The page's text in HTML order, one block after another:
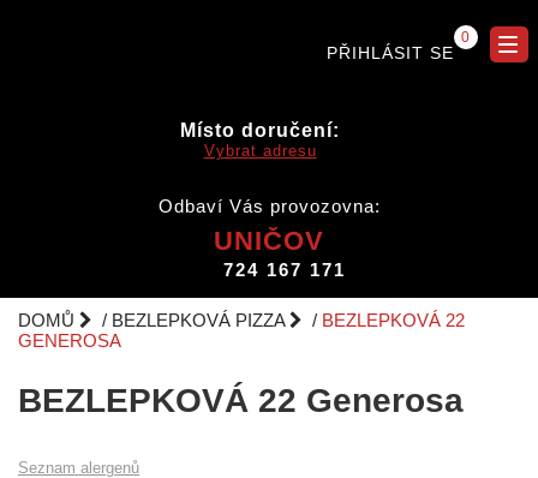
PŘIHLÁSIT SE
0
Místo doručení:
Vybrat adresu
Odbaví Vás provozovna:
UNIČOV
724 167 171
DOMŮ BEZLEPKOVÁ PIZZA
BEZLEPKOVÁ 22
GENEROSA
BEZLEPKOVÁ 22 Generosa
Seznam alergenů